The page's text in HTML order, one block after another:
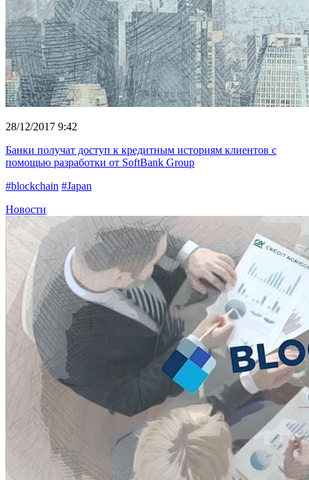
28/12/2017 9:42
Банки получат доступ к кредитным историям клиентов с
помощью разработки от SoftBank Group
#blockchain #Japan
Новости